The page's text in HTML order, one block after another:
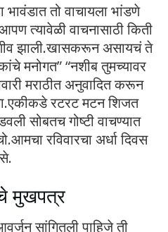
तो वाचायला भांडणे
त्यावेळी वाचनासाठी किती
झाली.खासकरून असायचं ते
मनोगत” “नशीब तुमच्यावर
मराठीत अनुवादित करून
रटरट मटन शिजत
सोबतच गोष्टी वाचण्यात
रविवारचा अर्धा दिवस
मुखपत्र
सांगितली पाहिजे ती